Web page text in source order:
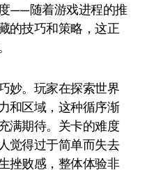
——随着游戏进程的推
的技巧和策略，这正
妙。玩家在探索世界
和区域，这种循序渐
满期待。关卡的难度
觉得过于简单而失去
挫败感，整体体验非